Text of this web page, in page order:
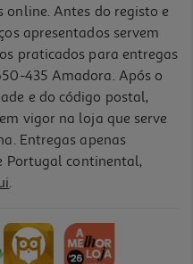
Branco
online. Antes do registo e
apresentados servem
praticados para entregas
435 Amadora. Após o
e do código postal,
vigor na loja que serve
Entregas apenas
Portugal continental,
.